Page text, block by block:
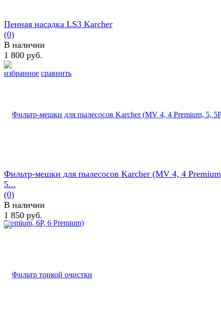
избранное сравнить
Пенная насадка LS3 Karcher
(0)
В наличии
1 800 руб.
Фильтр-мешки для пылесосов Karcher (MV 4, 4
5...
(0)
В наличии
1 850 руб.